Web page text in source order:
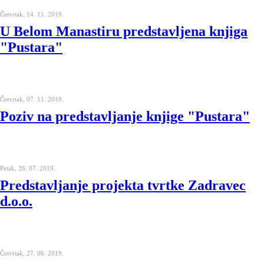
Četvrtak, 14. 11. 2019.
U Belom Manastiru predstavljena knjiga
"Pustara"
Četvrtak, 07. 11. 2019.
Poziv na predstavljanje knjige "Pustara"
Petak, 26. 07. 2019.
Predstavljanje projekta tvrtke Zadravec
d.o.o.
Četvrtak, 27. 06. 2019.